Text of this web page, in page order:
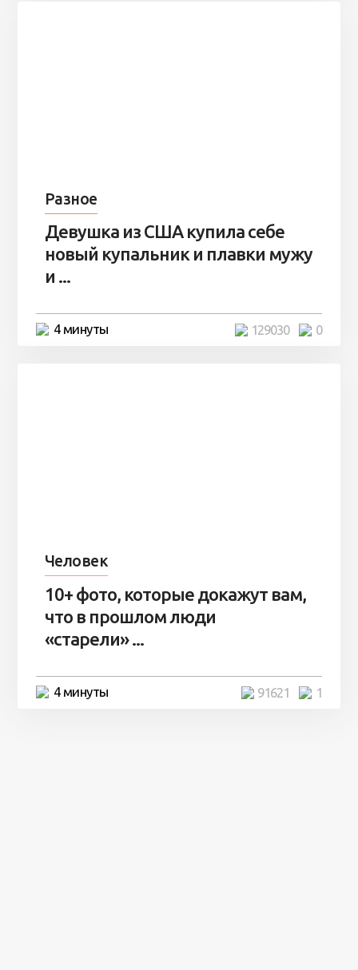
Разное
Девушка из США купила себе
новый купальник и плавки мужу
и ...
4 минуты 0
129030
Человек
10+ фото, которые докажут вам,
что в прошлом люди
«старели» ...
4 минуты 1
91621